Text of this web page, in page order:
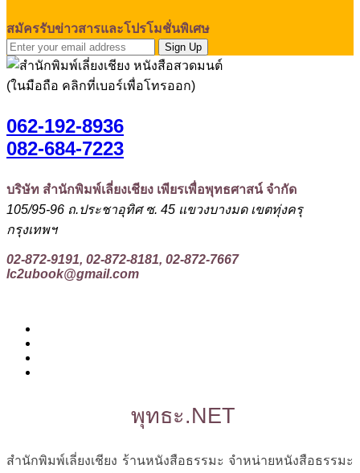
สมัครรับข่าวสารและโปรโมชั่นพิเศษ
Sign Up
(ในมือถือ คลิกที่เบอร์เพื่อโทรออก)
062-192-8936
082-684-7223
บริษัท สำนักพิมพ์เลี่ยงเชียง เพียรเพื่อพุทธศาสน์ จำกัด
105/95-96 ถ.ประชาอุทิศ ซ. 45 แขวงบางมด เขตทุ่งครุ
กรุงเทพฯ
02-872-9191, 02-872-8181, 02-872-7667
lc2ubook@gmail.com
พุทธะ.NET
สำนักพิมพ์เลี่ยงเชียง ร้านหนังสือธรรมะ จำหน่ายหนังสือธรรมะ